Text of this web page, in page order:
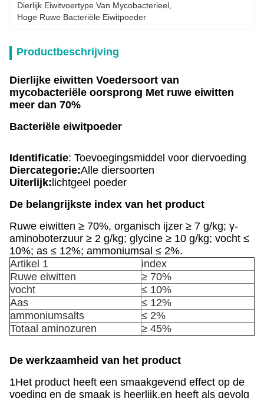
Dierlijk Eiwitvoertype Van Mycobacterieel
Hoge Ruwe Bacteriële Eiwitpoeder
Productbeschrijving
Dierlijke eiwitten Voedersoort van
mycobacteriële oorsprong Met ruwe eiwitten
meer dan 70%
Bacteriële eiwitpoeder
Identificatie: Toevoegingsmiddel voor diervoeding
Diercategorie:Alle diersoorten
Uiterlijk: lichtgeel poeder
De belangrijkste index van het product
Ruwe eiwitten ≥ 70%, organisch ijzer ≥ 7 g/kg; γ-
aminoboterzuur ≥ 2 g/kg; glycine ≥ 10 g/kg; vocht ≤
10%; as ≤ 12%; ammoniumsal ≤ 2%.
Artikel 1
index
Ruwe eiwitten
≥ 70%
vocht
≤ 10%
Aas
≤ 12%
ammoniumsalts
≤ 2%
Totaal aminozuren
≥ 45%
De werkzaamheid van het product
1Het product heeft een smaakgevend effect op de
voeding en de smaak is heerlijk.en heeft als gevolg